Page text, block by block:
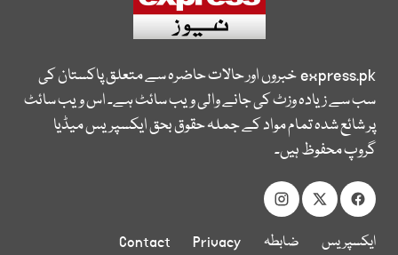
express.pkخبروں اور حالات حاضرہ سے متعلق پاکستان کی
سب سے زیادہ وزٹ کی جانے والی ویب سائٹ ہے۔ اس ویب سائٹ
پر شائع شدہ تمام مواد کے جملہ حقوق بحق ایکسپریس میڈیا
گروپ محفوظ ہیں۔
ایکسپریس
ضابطہ
Privacy
Contact